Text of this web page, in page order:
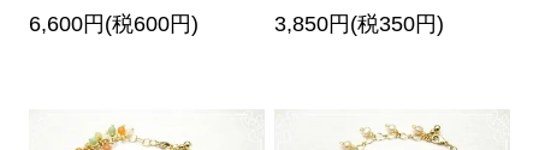
6,600円(税600円)
3,850円(税350円)